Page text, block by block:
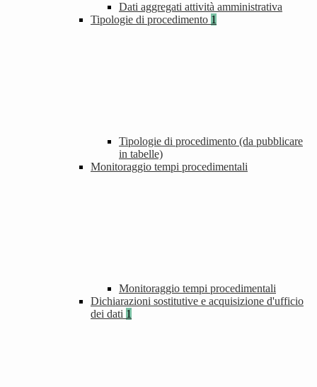
Dati aggregati attività amministrativa
Tipologie di procedimento 1
Tipologie di procedimento (da pubblicare
in tabelle)
Monitoraggio tempi procedimentali
Monitoraggio tempi procedimentali
Dichiarazioni sostitutive e acquisizione d'ufficio
dei dati 1